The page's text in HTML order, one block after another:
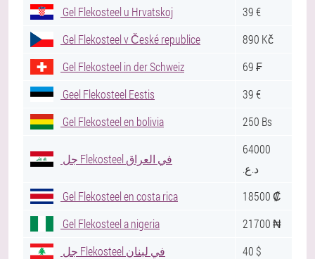
Gel Flekosteel u Hrvatskoj
39 €
Gel Flekosteel v České republice
890 Kč
Gel Flekosteel in der Schweiz
69 ₣
Geel Flekosteel Eestis
39 €
Gel Flekosteel en bolivia
250 Bs
جل Flekosteel في العراق
64000
.د.ع
Gel Flekosteel en costa rica
18500 ₡
Gel Flekosteel a nigeria
21700 ₦
جل Flekosteel في لبنان
40 $